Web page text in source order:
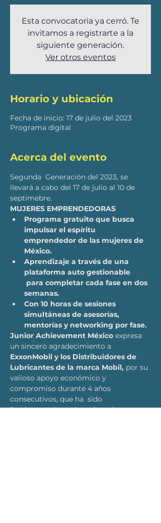
Esta convocatoria ya cerró. Te
invitamos a registrarte a la
siguiente generación.
Ver otros eventos
Horario y ubicación
Fecha de inicio: 17 de julio del 2023
Programa digital
Acerca del evento
Segunda  Generación del 2023, se
llevará a cabo del 17 de julio al 10 de
septimebre.
MUJERES EMPRENDEDORAS
Programa gratuito que busca
impulsar el espíritu
emprendedor de las mujeres de
México.
Aprendizaje a través de una
plataforma auto gestionable
para completar cada fase en dos
semanas.
Con 10 horas de sesiones
simultáneas de asesorías,
mentorías y networking por fase.
Junior Achievement México expresa
un sincero agradecimiento a
ExxonMobil y los Distribuidores de
Lubricantes de la marca Mobil, por su
valioso apoyo económico y
compromiso durante 4 años
consecutivos, que ha  sido
fundamental para impulsar el